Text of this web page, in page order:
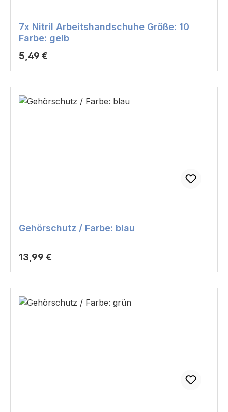
7x Nitril Arbeitshandschuhe Größe: 10
Farbe: gelb
Regulärer Preis:
5,49 €
Gehörschutz / Farbe: blau
Regulärer Preis:
13,99 €